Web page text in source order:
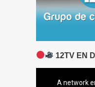
12TV EN
A network